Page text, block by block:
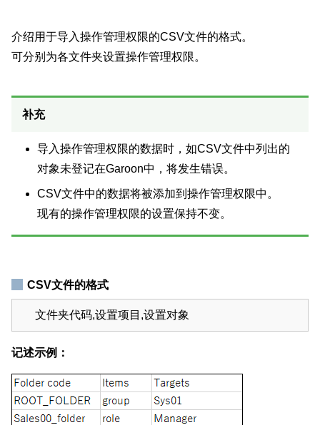
介绍用于导入操作管理权限的CSV文件的格式。
可分别为各文件夹设置操作管理权限。
补充
导入操作管理权限的数据时，如CSV文件中列出的
对象未登记在Garoon中，将发生错误。
CSV文件中的数据将被添加到操作管理权限中。
现有的操作管理权限的设置保持不变。
CSV文件的格式
文件夹代码,设置项目,设置对象
记述示例：